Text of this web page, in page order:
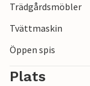
Trädgårdsmöbler
Tvättmaskin
Öppen spis
Plats